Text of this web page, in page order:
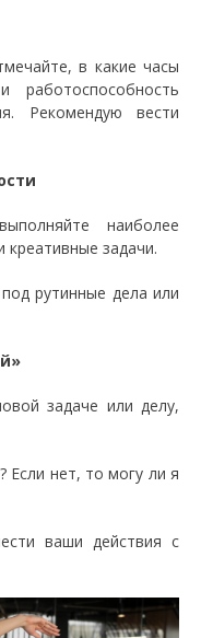
в какие часы
Рекомендую вести
наиболее
задачи.
рутинные дела или
задаче или делу,
Если нет, то могу ли я
ваши действия с